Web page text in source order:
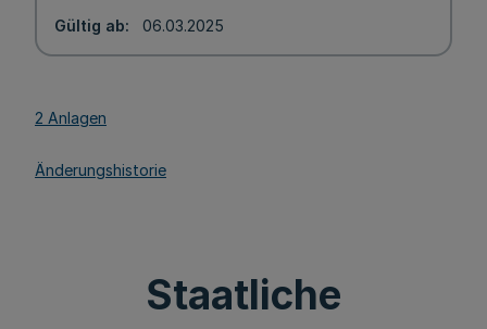
Gültig ab 06.03.2025
2 Anlagen
Änderungshistorie
Staatliche